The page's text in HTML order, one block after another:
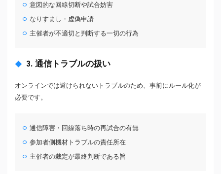
意図的な回線切断や試合妨害
なりすまし・虚偽申請
主催者が不適切と判断する一切の行為
3. 通信トラブルの扱い
オンラインでは避けられないトラブルのため、事前にルール化が
必要です。
通信障害・回線落ち時の再試合の有無
参加者側機材トラブルの責任所在
主催者の裁定が最終判断である旨